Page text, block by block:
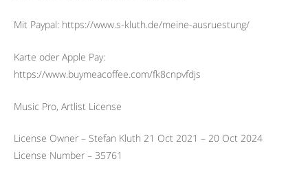
Mit Paypal: https://www.s-kluth.de/meine-ausruestung/
Karte oder Apple Pay:
https://www.buymeacoffee.com/fk8cnpvfdjs
Music Pro, Artlist License
License Owner – Stefan Kluth 21 Oct 2021 – 20 Oct 2024
License Number – 35761